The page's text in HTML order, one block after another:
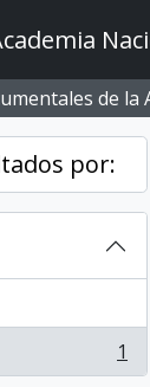
de la
por:
1